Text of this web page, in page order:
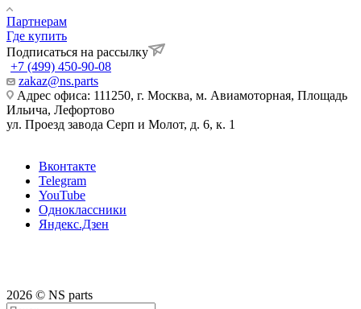
Партнерам
Где купить
Подписаться на рассылку
+7 (499) 450-90-08
zakaz@ns.parts
Адрес офиса: 111250, г. Москва, м. Авиамоторная, Площадь
Ильича, Лефортово
ул. Проезд завода Серп и Молот, д. 6, к. 1
Вконтакте
Telegram
YouTube
Одноклассники
Яндекс.Дзен
2026 © NS parts